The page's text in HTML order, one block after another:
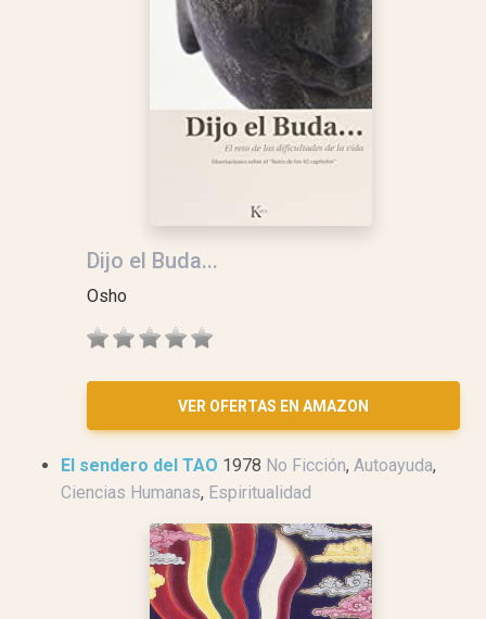
Dijo el Buda...
Osho
VER OFERTAS EN AMAZON
El sendero del TAO 1978 No Ficción, Autoayuda,
Ciencias Humanas, Espiritualidad